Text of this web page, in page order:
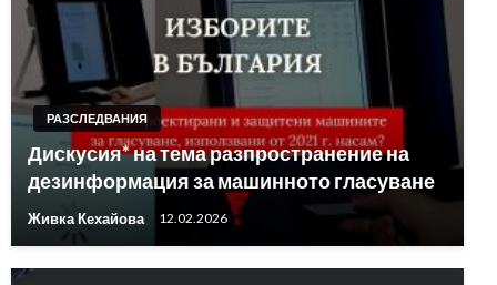
РАЗСЛЕДВАНИЯ
Дискусия* на тема разпространение на
дезинформация за машинното гласуване
Живка Кехайова 12.02.2026